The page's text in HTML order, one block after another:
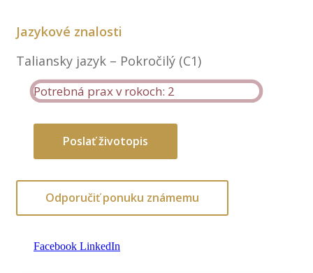
Jazykové znalosti
Taliansky jazyk – Pokročilý (C1)
Potrebná prax v rokoch: 2
Poslať životopis
Odporučiť ponuku známemu
Facebook LinkedIn